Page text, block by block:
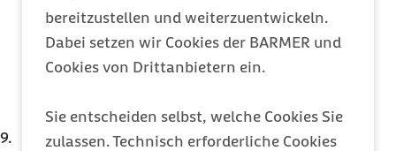
bereitzustellen und weiterzuentwickeln.
Dabei setzen wir Cookies der BARMER und
Cookies von Drittanbietern ein.
Sie entscheiden selbst, welche Cookies Sie
zulassen. Technisch erforderliche Cookies
Aufmerksamkeit. Achten Sie besonders auf
dierichtige Dosierungund lesen Sie unter
„Gegenanzeigen“ nach, in welchen Fällen, das
Ältere Menschen, chronisch Kranke,